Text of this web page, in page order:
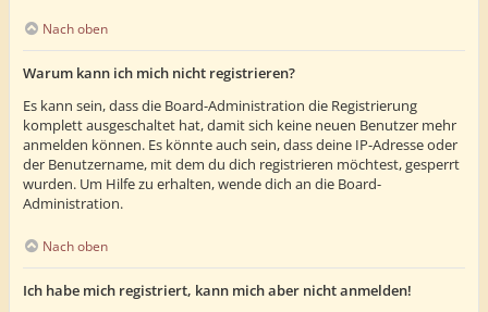
Nach oben
Warum kann ich mich nicht registrieren?
Es kann sein, dass die Board-Administration die Registrierung
komplett ausgeschaltet hat, damit sich keine neuen Benutzer mehr
anmelden können. Es könnte auch sein, dass deine IP-Adresse oder
der Benutzername, mit dem du dich registrieren möchtest, gesperrt
wurden. Um Hilfe zu erhalten, wende dich an die Board-
Administration.
Nach oben
Ich habe mich registriert, kann mich aber nicht anmelden!